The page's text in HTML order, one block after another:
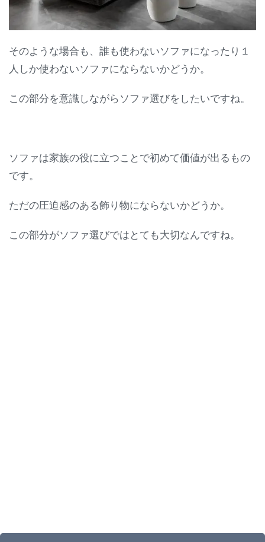
そのような場合も、誰も使わないソファになったり１
人しか使わないソファにならないかどうか。
この部分を意識しながらソファ選びをしたいですね。
ソファは家族の役に立つことで初めて価値が出るもの
です。
ただの圧迫感のある飾り物にならないかどうか。
この部分がソファ選びではとても大切なんですね。